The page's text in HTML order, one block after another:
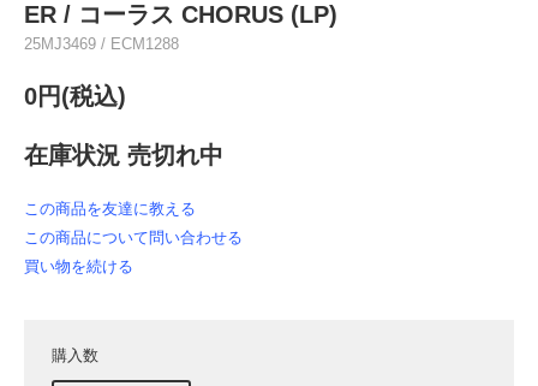
ER / コーラス CHORUS (LP)
25MJ3469 / ECM1288
0円(税込)
在庫状況 売切れ中
この商品を友達に教える
この商品について問い合わせる
買い物を続ける
購入数